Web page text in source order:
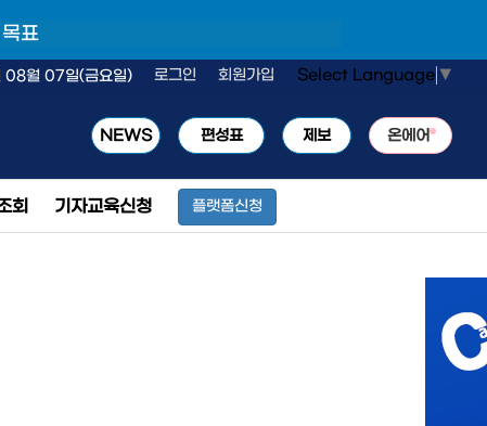
표
월 07일(금요일) 로그인 회원가입 Select Language ▼
NEWS 편성표 제보 온에어
회 기자교육신청 플랫폼신청